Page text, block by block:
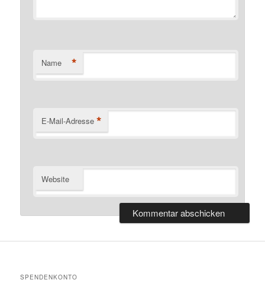
Name *
E-Mail-Adresse *
Website
SPENDENKONTO